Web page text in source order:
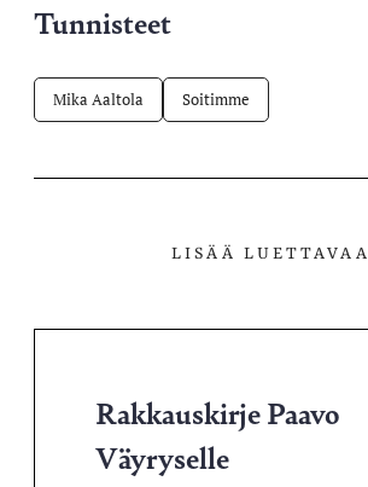
Tunnisteet
Mika Aaltola Soitimme
LISÄÄ LUETTAVAA
Rakkauskirje Paavo
Väyryselle